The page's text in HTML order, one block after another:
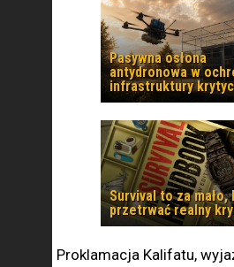
Pasywna osłona
antydronowa w
infrastruktury
Survival to za mało,
przetrwać realny
Proklamacja Kalifatu,